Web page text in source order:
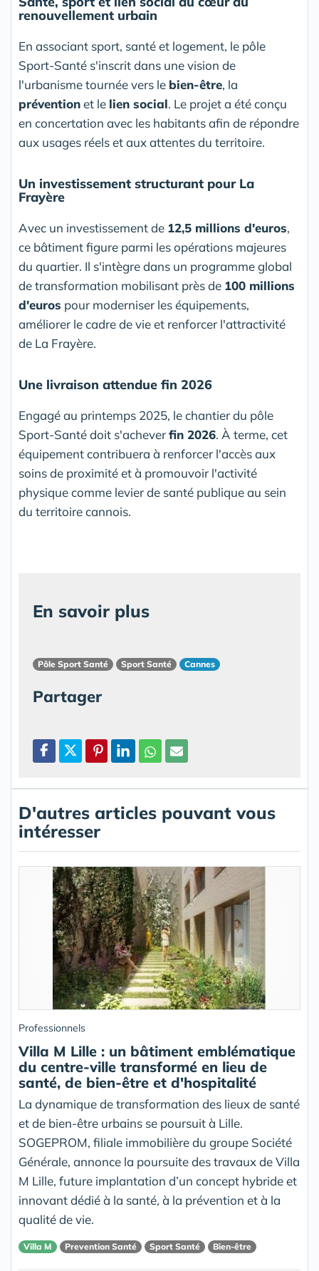
renouvellement urbain
En associant sport, santé et logement, le pôle
Sport-Santé s'inscrit dans une vision de
l'urbanisme tournée vers le bien-être, la
préventionet le lien social. Le projet a été conçu
en concertation avec les habitants afin de répondre
aux usages réels et aux attentes du territoire.
Un investissement structurant pour La
Frayère
Avec un investissement de 12,5 millions d'euros,
ce bâtiment figure parmi les opérations majeures
du quartier. Il s'intègre dans un programme global
de transformation mobilisant près de 100 millions
d'euros pour moderniser les équipements,
améliorer le cadre de vie et renforcer l'attractivité
de La Frayère.
Une livraison attendue fin 2026
Engagé au printemps 2025, le chantier du pôle
Sport-Santé doit s'acheverfin 2026. À terme, cet
équipement contribuera à renforcer l'accès aux
soins de proximité et à promouvoir l'activité
physique comme levier de santé publique au sein
du territoire cannois.
En savoir plus
Pôle Sport Santé Sport Santé Cannes
Partager
D'autres articles pouvant vous
intéresser
Professionnels
Villa M Lille : un bâtiment emblématique
du centre-ville transformé en lieu de
santé, de bien-être et d'hospitalité
La dynamique de transformation des lieux de santé
et de bien-être urbains se poursuit à Lille.
SOGEPROM, filiale immobilière du groupe Société
Générale, annonce la poursuite des travaux de Villa
M Lille, future implantation d’un concept hybride et
innovant dédié à la santé, à la prévention et à la
qualité de vie.
Villa M Prevention Santé Sport Santé Bien-être